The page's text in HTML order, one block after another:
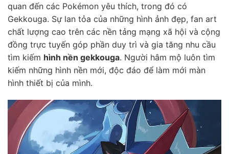
quan đến các Pokémon yêu thích, trong đó có
Gekkouga. Sự lan tỏa của những hình ảnh đẹp, fan art
chất lượng cao trên các nền tảng mạng xã hội và cộng
đồng trực tuyến góp phần duy trì và gia tăng nhu cầu
tìm kiếm hình nền gekkouga. Người hâm mộ luôn tìm
kiếm những hình nền mới, độc đáo để làm mới màn
hình thiết bị của mình.